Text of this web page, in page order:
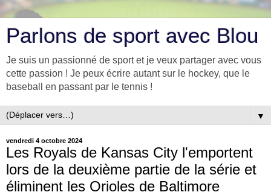
Parlons de sport avec Blou
Je suis un passionné de sport et je veux partager avec vous
cette passion ! Je peux écrire autant sur le hockey, que le
baseball en passant par le tennis !
▼
vendredi 4 octobre 2024
Les Royals de Kansas City l'emportent
lors de la deuxième partie de la série et
éliminent les Orioles de Baltimore